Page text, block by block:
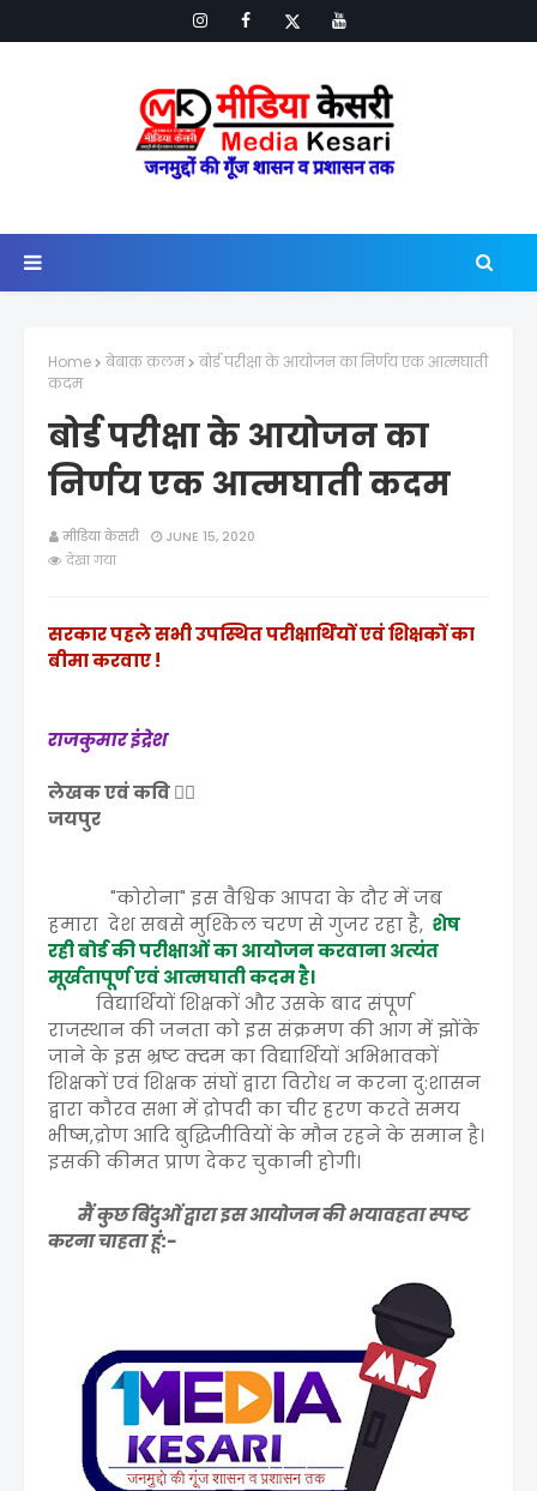
Home बेबाक़ क़लम
बोर्ड परीक्षा के आयोजन का निर्णय एक आत्मघाती
कदम
बोर्ड परीक्षा के आयोजन का
निर्णय एक आत्मघाती कदम
मीडिया केसरी
JUNE 15, 2020
देखा गया
सरकार पहले सभी उपस्थित परीक्षार्थियों एवं शिक्षकों का
बीमा करवाए !
राजकुमार इंद्रेश
लेखक एवं कवि ✍🏻
जयपुर
"कोरोना" इस वैश्विक आपदा के दौर में जब
हमारा देश सबसे मुश्किल चरण से गुजर रहा है, शेष
रही बोर्ड की परीक्षाओं का आयोजन करवाना अत्यंत
मूर्खतापूर्ण एवं आत्मघाती कदम है।
विद्यार्थियों शिक्षकों और उसके बाद संपूर्ण
राजस्थान की जनता को इस संक्रमण की आग में झोंके
जाने के इस भ्रष्ट क्दम का विद्यार्थियों अभिभावकों
शिक्षकों एवं शिक्षक संघों द्वारा विरोध न करना दु:शासन
द्वारा कौरव सभा में द्रोपदी का चीर हरण करते समय
भीष्म,द्रोण आदि बुद्धिजीवियों के मौन रहने के समान है।
इसकी कीमत प्राण देकर चुकानी होगी।
मैं कुछ बिंदुओं द्वारा इस आयोजन की भयावहता स्पष्ट
करना चाहता हूं:-